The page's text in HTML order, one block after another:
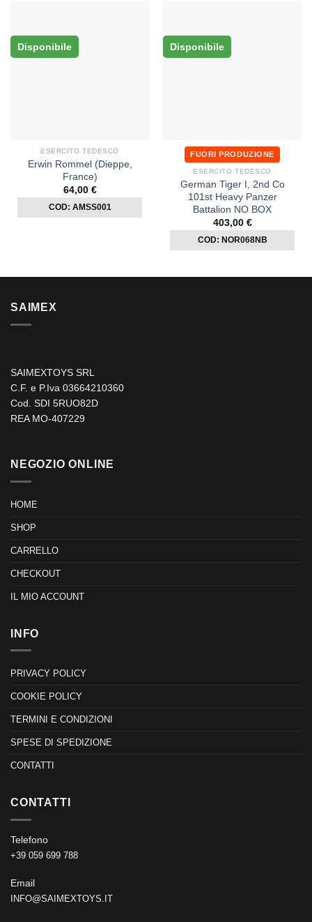
Disponibile
ESERCITO TEDESCO
Erwin Rommel (Dieppe,
France)
64,00 €
COD: AMSS001
Disponibile
FUORI PRODUZIONE
ESERCITO TEDESCO
German Tiger I, 2nd Co
101st Heavy Panzer
Battalion NO BOX
403,00 €
COD: NOR068NB
SAIMEX
SAIMEXTOYS SRL
C.F. e P.Iva 03664210360
Cod. SDI 5RUO82D
REA MO-407229
NEGOZIO ONLINE
HOME
SHOP
CARRELLO
CHECKOUT
IL MIO ACCOUNT
INFO
PRIVACY POLICY
COOKIE POLICY
TERMINI E CONDIZIONI
SPESE DI SPEDIZIONE
CONTATTI
CONTATTI
Telefono
+39 059 699 788
Email
INFO@SAIMEXTOYS.IT